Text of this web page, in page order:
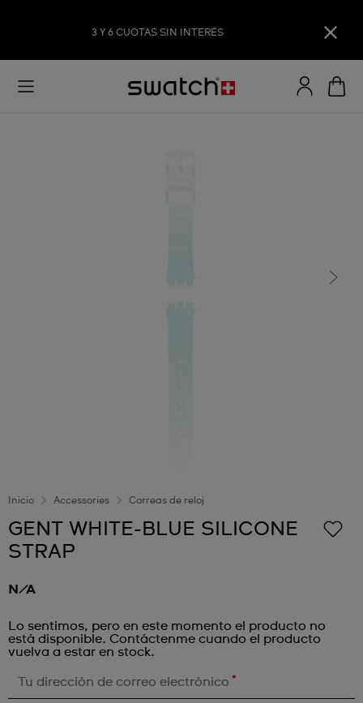
3 Y 6 CUOTAS SIN INTERÉS
Inicio Accessories Correas de reloj
GENT WHITE-BLUE SILICONE
STRAP
N/A
Lo sentimos, pero en este momento el producto no
está disponible. Contáctenme cuando el producto
vuelva a estar en stock.
Tu dirección de correo electrónico *